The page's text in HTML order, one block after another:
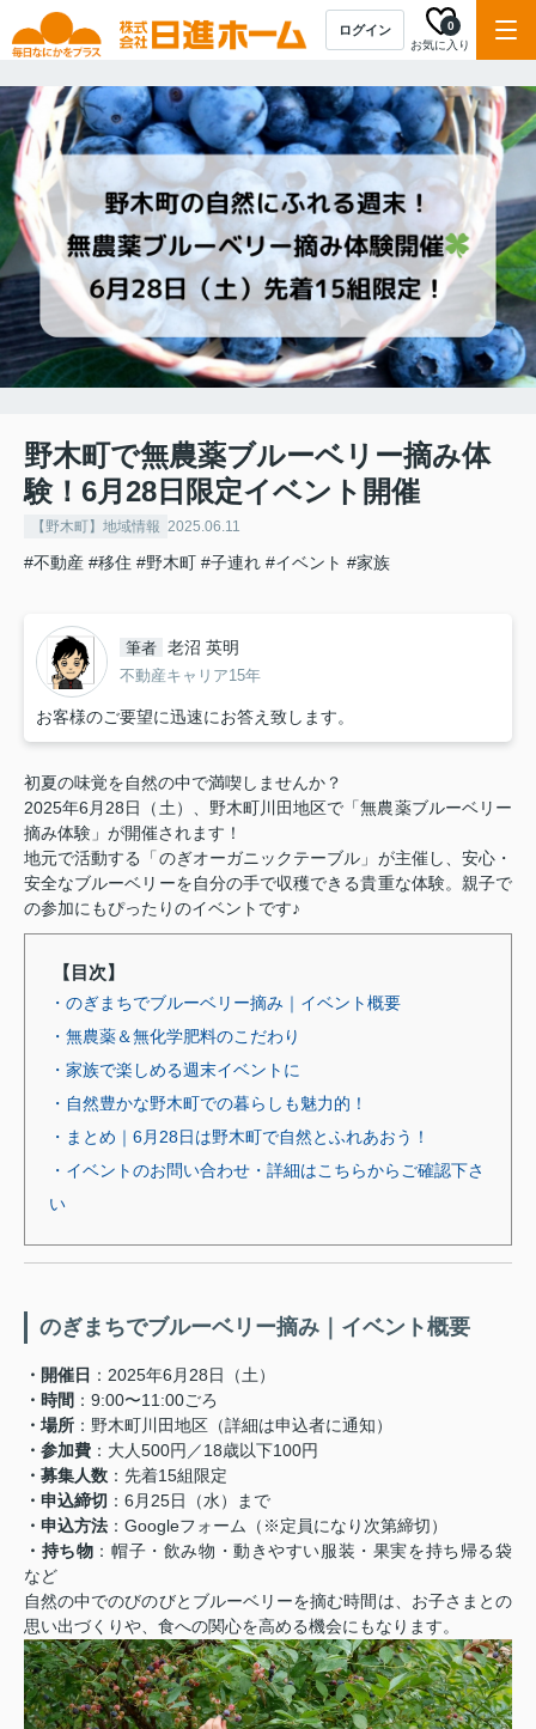
ログイン
お気に入り
0
野木町で無農薬ブルーベリー摘み体
験！6月28日限定イベント開催
【野木町】地域情報 2025.06.11
#不動産 #移住 #野木町 #子連れ #イベント #家族
筆者 老沼 英明
不動産キャリア15年
お客様のご要望に迅速にお答え致します。
初夏の味覚を自然の中で満喫しませんか？
2025年6月28日（土）、野木町川田地区で「無農薬ブルーベリー
摘み体験」が開催されます！
地元で活動する「のぎオーガニックテーブル」が主催し、安心・
安全なブルーベリーを自分の手で収穫できる貴重な体験。親子で
の参加にもぴったりのイベントです♪
【目次】
・のぎまちでブルーベリー摘み｜イベント概要
・無農薬＆無化学肥料のこだわり
・家族で楽しめる週末イベントに
・自然豊かな野木町での暮らしも魅力的！
・まとめ｜6月28日は野木町で自然とふれあおう！
・イベントのお問い合わせ・詳細はこちらからご確認下さ
い
のぎまちでブルーベリー摘み｜イベント概要
・開催日 ：2025年6月28日（土）
・時間 ：9:00〜11:00ごろ
・場所 ：野木町川田地区（詳細は申込者に通知）
・参加費 ：大人500円／18歳以下100円
・募集人数 ：先着15組限定
・申込締切 ：6月25日（水）まで
・申込方法 ：Googleフォーム（※定員になり次第締切）
・持ち物 ：帽子・飲み物・動きやすい服装・果実を持ち帰る袋
など
自然の中でのびのびとブルーベリーを摘む時間は、お子さまとの
思い出づくりや、食への関心を高める機会にもなります。